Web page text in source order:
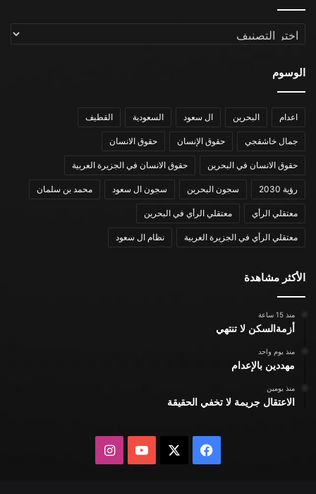
التصنيفات
الوسوم
اعدام البحرين ال سعود السعودية القطيف
جمال خاشقجي حقوق الإنسان حقوق الانسان
حقوق الانسان في البحرين حقوق الانسان في الجزيرة العربية
رؤية 2030 سجون البحرين سجون ال سعود محمد بن سلمان
معتقلي الرأي معتقلي الرأي في البحرين
معتقلي الرأي في الجزيرة العربية نظام ال سعود
الأكثر مشاهدة
منذ 15 ساعة
أزمةالسكن لا تنتهي
منذ يوم واحد
مهددين بالإعدام
منذ يومين
الاعتقال جريمة لا تخفي الحقيقة
فيسبوك يوتيوبانستقرام